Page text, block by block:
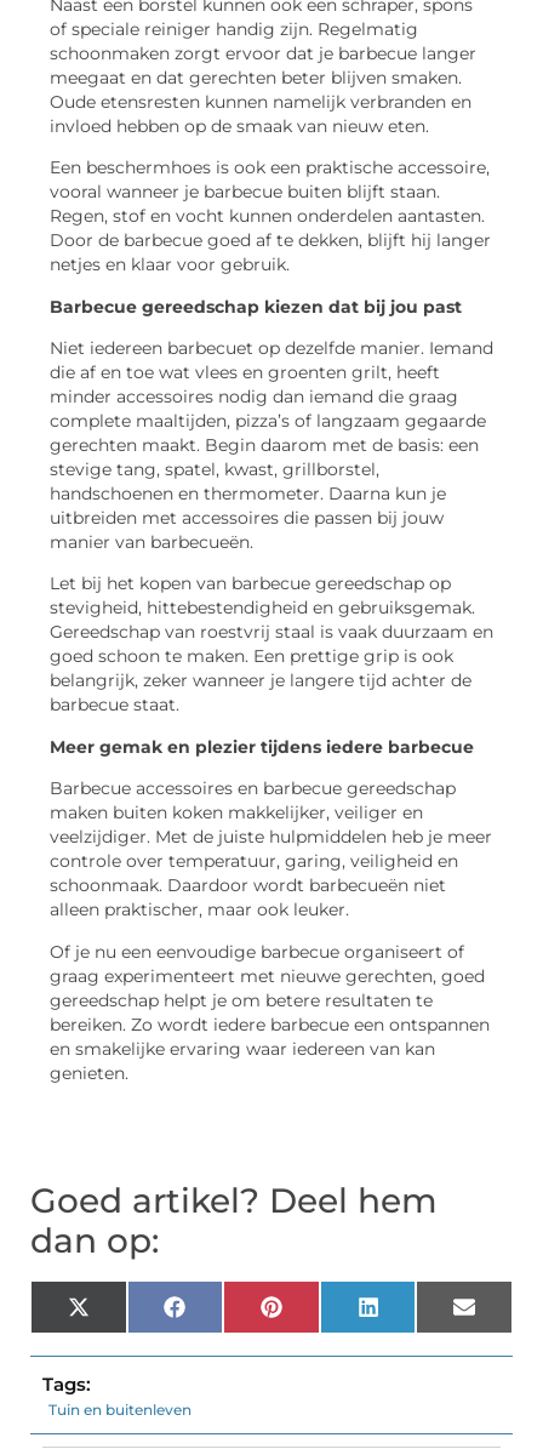
Naast een borstel kunnen ook een schraper, spons
of speciale reiniger handig zijn. Regelmatig
schoonmaken zorgt ervoor dat je barbecue langer
meegaat en dat gerechten beter blijven smaken.
Oude etensresten kunnen namelijk verbranden en
invloed hebben op de smaak van nieuw eten.
Een beschermhoes is ook een praktische accessoire,
vooral wanneer je barbecue buiten blijft staan.
Regen, stof en vocht kunnen onderdelen aantasten.
Door de barbecue goed af te dekken, blijft hij langer
netjes en klaar voor gebruik.
Barbecue gereedschap kiezen dat bij jou past
Niet iedereen barbecuet op dezelfde manier. Iemand
die af en toe wat vlees en groenten grilt, heeft
minder accessoires nodig dan iemand die graag
complete maaltijden, pizza’s of langzaam gegaarde
gerechten maakt. Begin daarom met de basis: een
stevige tang, spatel, kwast, grillborstel,
handschoenen en thermometer. Daarna kun je
uitbreiden met accessoires die passen bij jouw
manier van barbecueën.
Let bij het kopen van barbecue gereedschap op
stevigheid, hittebestendigheid en gebruiksgemak.
Gereedschap van roestvrij staal is vaak duurzaam en
goed schoon te maken. Een prettige grip is ook
belangrijk, zeker wanneer je langere tijd achter de
barbecue staat.
Meer gemak en plezier tijdens iedere barbecue
Barbecue accessoires en barbecue gereedschap
maken buiten koken makkelijker, veiliger en
veelzijdiger. Met de juiste hulpmiddelen heb je meer
controle over temperatuur, garing, veiligheid en
schoonmaak. Daardoor wordt barbecueën niet
alleen praktischer, maar ook leuker.
Of je nu een eenvoudige barbecue organiseert of
graag experimenteert met nieuwe gerechten, goed
gereedschap helpt je om betere resultaten te
bereiken. Zo wordt iedere barbecue een ontspannen
en smakelijke ervaring waar iedereen van kan
genieten.
Goed artikel? Deel hem
dan op:
X
(Twitter)
FacebookPinterest LinkedIn Email
Tags:
Tuin en buitenleven